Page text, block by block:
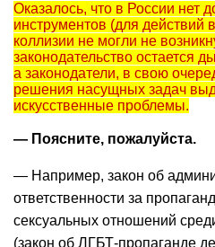
Оказалось, что в России нет
инструментов (для действий
коллизии не могли не
законодательство остается
а законодатели, в свою
решения насущных задач
искусственные проблемы.
— Поясните, пожалуйста.
— Например, закон об
ответственности за
сексуальных отношений
(закон об ЛГБТ-пропаганде